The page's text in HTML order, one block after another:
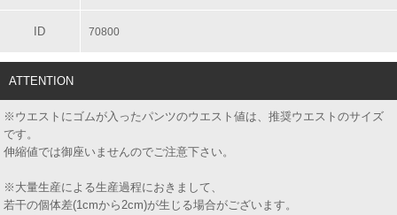
ID 70800
ATTENTION
※ウエストにゴムが入ったパンツのウエスト値は、推奨ウエストのサイズ
です。
伸縮値では御座いませんのでご注意下さい。
※大量生産による生産過程におきまして、
若干の個体差(1cmから2cm)が生じる場合がございます。